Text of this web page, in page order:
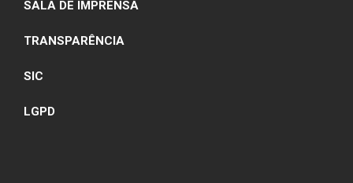
SALA DE IMPRENSA
TRANSPARÊNCIA
SIC
LGPD